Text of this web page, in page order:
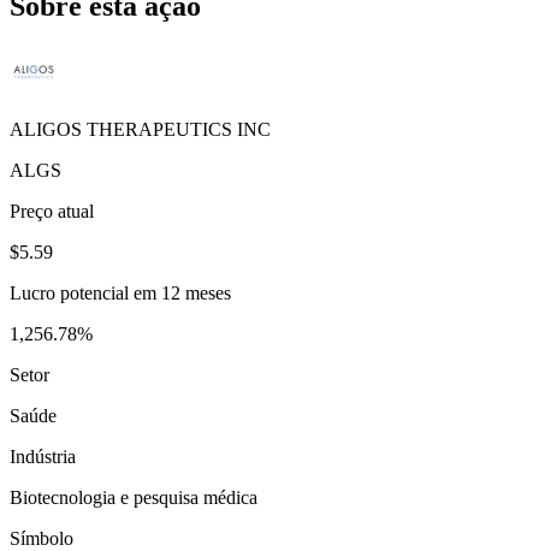
Sobre esta ação
ALIGOS THERAPEUTICS INC
ALGS
Preço atual
$5.59
Lucro potencial em 12 meses
1,256.78%
Setor
Saúde
Indústria
Biotecnologia e pesquisa médica
Símbolo